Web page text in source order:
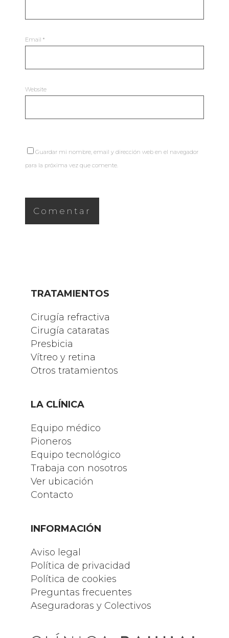
Email *
Website
Guardar mi nombre, email y dirección web en el navegador
para la próxima vez que comente.
TRATAMIENTOS
Cirugía refractiva
Cirugía cataratas
Presbicia
Vítreo y retina
Otros tratamientos
LA CLÍNICA
Equipo médico
Pioneros
Equipo tecnológico
Trabaja con nosotros
Ver ubicación
Contacto
INFORMACIÓN
Aviso legal
Política de privacidad
Política de cookies
Preguntas frecuentes
Aseguradoras y Colectivos